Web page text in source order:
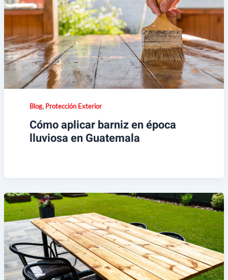
Blog, Protección Exterior
Cómo aplicar barniz en época
lluviosa en Guatemala